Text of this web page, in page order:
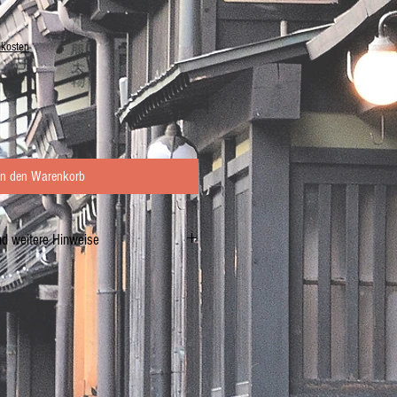
In den Warenkorb
weitere Hinweise
Pulver 2g